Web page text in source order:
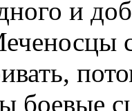
и
боевые